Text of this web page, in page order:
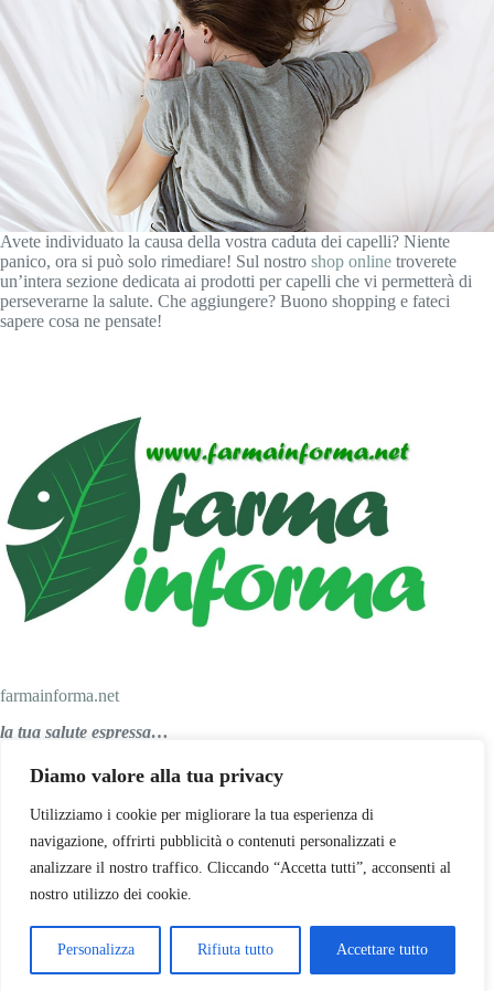
Diamo valore alla tua privacy
Utilizziamo i cookie per migliorare la tua esperienza di
navigazione, offrirti pubblicità o contenuti personalizzati e
analizzare il nostro traffico. Cliccando “Accetta tutti”, acconsenti al
nostro utilizzo dei cookie.
Personalizza Rifiuta tutto Accettare tutto
Avete individuato la causa della vostra caduta dei capelli? Niente
panico, ora si può solo rimediare! Sul nostro shop online troverete
un’intera sezione dedicata ai prodotti per capelli che vi permetterà di
perseverarne la salute. Che aggiungere? Buono shopping e fateci
sapere cosa ne pensate!
farmainforma.net
la tua salute espressa…
Personal Salus srl
Via Papa Giovanni XXIII, 47
Telefono: 0523 556688
Email:info@personalsalus.com